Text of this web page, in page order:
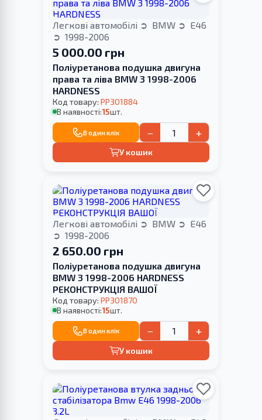
Легкові автомобілі BMW
E46
1998-2006
5 000.00 грн
Поліуретанова подушка двигуна
права та ліва BMW 3 1998-2006
HARDNESS
Код товару: PP301884
В наявності:15шт.
В один клік − +
У кошик
Легкові автомобілі BMW
E46
1998-2006
2 650.00 грн
Поліуретанова подушка двигуна
BMW 3 1998-2006 HARDNESS
РЕКОНСТРУКЦІЯ ВАШОЇ
Код товару: PP301870
В наявності:15шт.
В один клік − +
У кошик